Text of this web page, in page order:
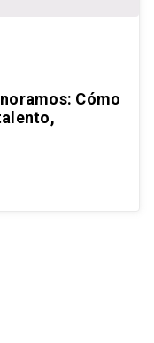
Cómo